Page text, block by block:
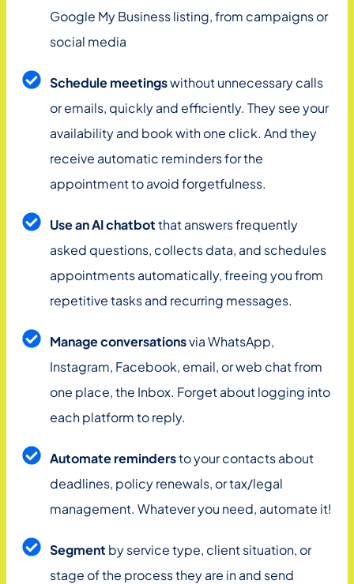
Google My Business listing, from campaigns or
social media
Schedule meetingswithout unnecessary calls
or emails, quickly and efficiently. They see your
availability and book with one click. And they
receive automatic reminders for the
appointment to avoid forgetfulness.
Use an AI chatbotthat answers frequently
asked questions, collects data, and schedules
appointments automatically, freeing you from
repetitive tasks and recurring messages.
Manage conversationsvia WhatsApp,
Instagram, Facebook, email, or web chat from
one place, the Inbox. Forget about logging into
each platform to reply.
Automate remindersto your contacts about
deadlines, policy renewals, or tax/legal
management. Whatever you need, automate it!
Segment by service type, client situation, or
stage of the process they are in and send